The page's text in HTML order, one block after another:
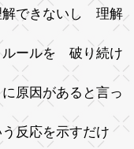
できないし 理解
ールを 破り続け
原因があると言っ
反応を示すだけ